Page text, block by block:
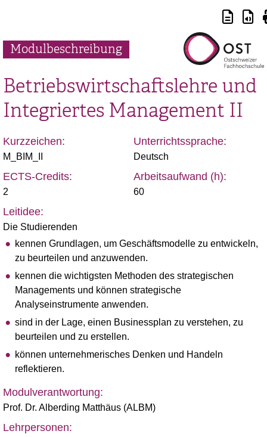
Modulbeschreibung
Betriebswirtschaftslehre und
Integriertes Management II
Kurzzeichen:
M_BIM_II
Unterrichtssprache:
Deutsch
ECTS-Credits:
2
Arbeitsaufwand (h):
60
Leitidee:
Die Studierenden
kennen Grundlagen, um Geschäftsmodelle zu entwickeln,
zu beurteilen und anzuwenden.
kennen die wichtigsten Methoden des strategischen
Managements und können strategische
Analyseinstrumente anwenden.
sind in der Lage, einen Businessplan zu verstehen, zu
beurteilen und zu erstellen.
können unternehmerisches Denken und Handeln
reflektieren.
Modulverantwortung:
Prof. Dr. Alberding Matthäus (ALBM)
Lehrpersonen: